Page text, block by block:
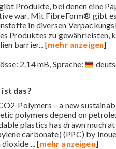
Produkte, bei denen eine
war. Mit FibreForm® gibt
in diversen
Produktes zu
barrier... [mehr anzeigen]
2.14 mB, Sprache:
das?
Polymers – a new
polymers depend on
plastics has drawn much
carbonate) (PPC) by
dioxide ... [mehr anzeigen]